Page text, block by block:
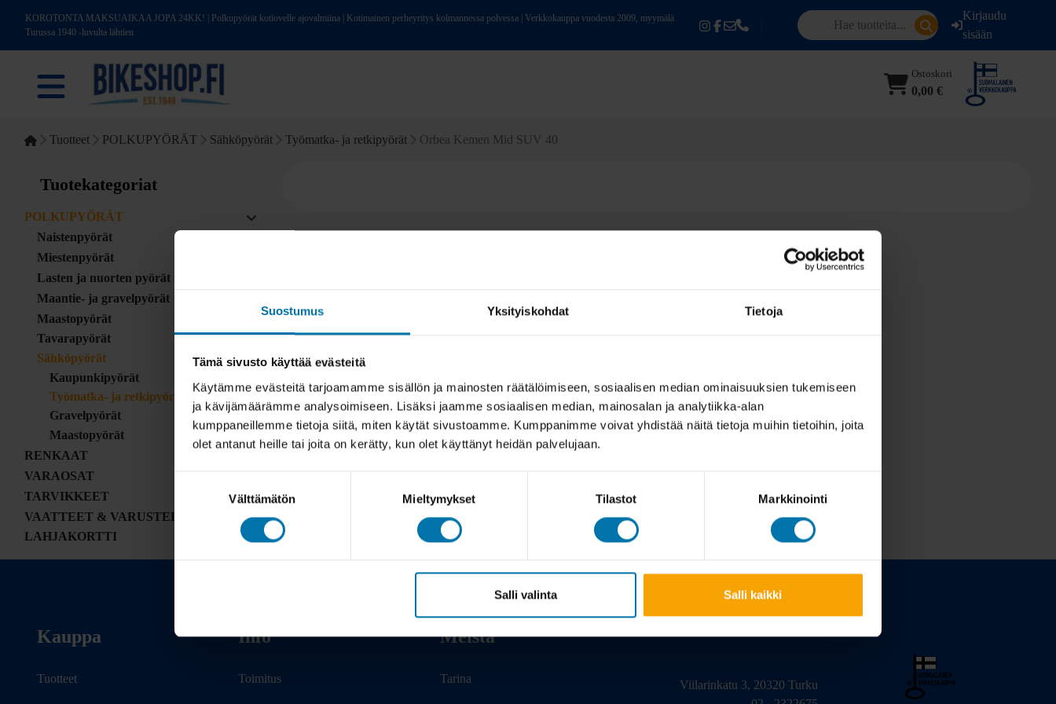
Suostumus Yksityiskohdat Tietoja
Tämä sivusto käyttää evästeitä
Käytämme evästeitä tarjoamamme sisällön ja mainosten räätälöimiseen, sosiaalisen median ominaisuuksien tukemiseen
ja kävijämäärämme analysoimiseen. Lisäksi jaamme sosiaalisen median, mainosalan ja analytiikka-alan
kumppaneillemme tietoja siitä, miten käytät sivustoamme. Kumppanimme voivat yhdistää näitä tietoja muihin tietoihin, joita
olet antanut heille tai joita on kerätty, kun olet käyttänyt heidän palvelujaan.
Välttämätön Mieltymykset Tilastot Markkinointi
Salli valinta Salli kaikki
KOROTONTA MAKSUAIKAA JOPA 24KK! | Polkupyörät kotiovelle ajovalmiina | Kotimainen perheyritys kolmannessa polvessa | Verkkokauppa vuodesta 2009, myymälä
Turussa 1940 -luvulta lähtien
Kirjaudu
sisään
Ostoskori
0,00 €
Tuotteet POLKUPYÖRÄT Sähköpyörät Työmatka- ja retkipyörät Orbea Kemen Mid SUV 40
Tuotekategoriat
POLKUPYÖRÄT
Naistenpyörät
Miestenpyörät
Lasten ja nuorten pyörät
Maantie- ja gravelpyörät
Maastopyörät
Tavarapyörät
Sähköpyörät
Kaupunkipyörät
Työmatka- ja retkipyörät
Gravelpyörät
Maastopyörät
RENKAAT
VARAOSAT
TARVIKKEET
VAATTEET & VARUSTEET
LAHJAKORTTI
Kauppa
Tuotteet
Info
Toimitus
Meistä
Tarina
Viilarinkatu 3, 20320 Turku